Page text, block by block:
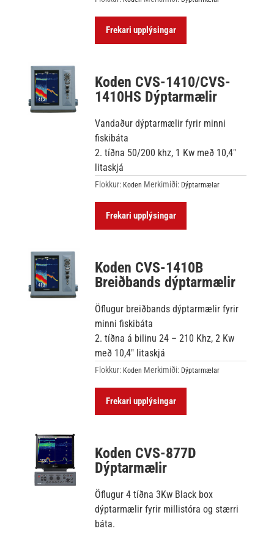
Frekari upplýsingar
Koden CVS-1410/CVS-
1410HS Dýptarmælir
Vandaður dýptarmælir fyrir minni
fiskibáta
2. tíðna 50/200 khz, 1 Kw með 10,4″
litaskjá
Flokkur: Koden Merkimiði: Dýptarmælar
Frekari upplýsingar
Koden CVS-1410B
Breiðbands dýptarmælir
Öflugur breiðbands dýptarmælir fyrir
minni fiskibáta
2. tíðna á bilinu 24 – 210 Khz, 2 Kw
með 10,4″ litaskjá
Flokkur: Koden Merkimiði: Dýptarmælar
Frekari upplýsingar
Koden CVS-877D
Dýptarmælir
Öflugur 4 tíðna 3Kw Black box
dýptarmælir fyrir millistóra og stærri
báta.